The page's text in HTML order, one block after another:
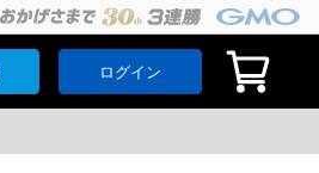
ログイン